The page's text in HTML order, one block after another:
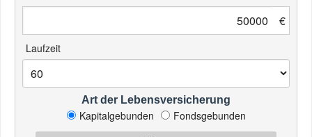
€
Laufzeit
Art der Lebens­versich­erung
Kapitalgebunden Fondsgebunden